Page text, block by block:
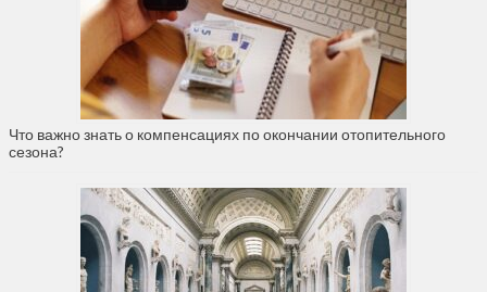
Что важно знать о компенсациях по окончании отопительного
сезона?